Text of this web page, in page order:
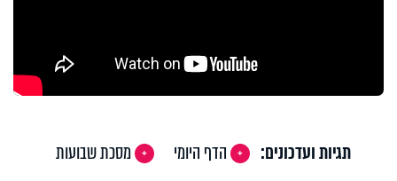
תגיות ועדכונים: הדף היומי
מסכת שבועות